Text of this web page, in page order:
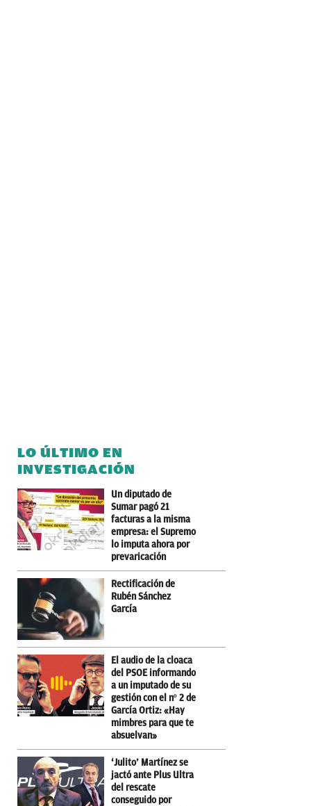
LO ÚLTIMO EN
INVESTIGACIÓN
Un diputado de
Sumar pagó 21
facturas a la misma
empresa: el Supremo
lo imputa ahora por
prevaricación
Rectificación de
Rubén Sánchez
García
El audio de la cloaca
del PSOE informando
a un imputado de su
gestión con el nº 2 de
García Ortiz: «Hay
mimbres para que te
absuelvan»
‘Julito’ Martínez se
jactó ante Plus Ultra
del rescate
conseguido por